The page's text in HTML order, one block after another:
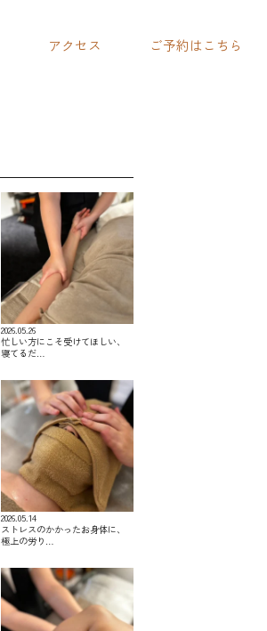
アクセス ご予約はこちら
2026.05.26
忙しい方にこそ受けてほしい、
寝てるだ…
2026.05.14
ストレスのかかったお身体に、
極上の労り…